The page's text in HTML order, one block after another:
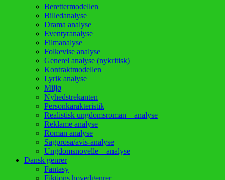
Berettermodellen
Billedanalyse
Drama analyse
Eventyranalyse
Filmanalyse
Folkevise analyse
Generel analyse (nykritisk)
Kontraktmodellen
Lyrik analyse
Miljø
Nyhedstrekanten
Personkarakteristik
Realistisk ungdomsroman – analyse
Reklame analyse
Roman analyse
Sagprosa/avis-analyse
Ungdomsnovelle – analyse
Dansk genrer
Fantasy
Fiktions hovedgenrer